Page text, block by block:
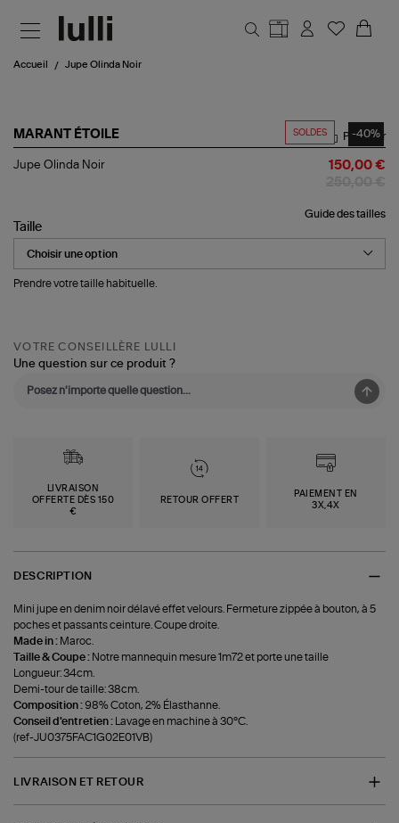
Accueil Jupe Olinda Noir
SOLDES -40%
MARANT ÉTOILE
Jupe
Partager
Jupe Olinda Noir 150,00 €
Guide des tailles
Taille
Prendre votre taille habituelle.
VOTRE CONSEILLÈRE LULLI
Une question sur ce produit ?
LIVRAISON
OFFERTE DÈS 150
€
RETOUR OFFERT
PAIEMENT EN
3X,4X
DESCRIPTION
Mini jupe en denim noir délavé effet velours. Fermeture zippée à bouton, à 5
poches et passants ceinture. Coupe droite.
Made in : Maroc.
Taille & Coupe : Notre mannequin mesure 1m72 et porte une taille
Longueur: 34cm.
Demi-tour de taille: 38cm.
Composition : 98% Coton, 2% Élasthanne.
Conseil d'entretien :
Lavage en machine à 30°C.
(ref-JU0375FAC1G02E01VB)
LIVRAISON ET RETOUR